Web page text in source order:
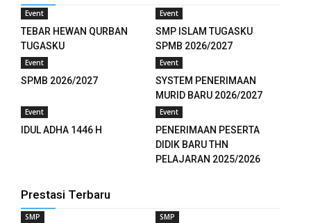
Event
TEBAR HEWAN QURBAN
TUGASKU
Event
SMP ISLAM TUGASKU
SPMB 2026/2027
Event
SPMB 2026/2027
Event
SYSTEM PENERIMAAN
MURID BARU 2026/2027
Event
IDUL ADHA 1446 H
Event
PENERIMAAN PESERTA
DIDIK BARU THN
PELAJARAN 2025/2026
Prestasi Terbaru
SMP SMP